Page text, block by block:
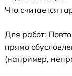
Что считается
Для работ:
прямо
(например,